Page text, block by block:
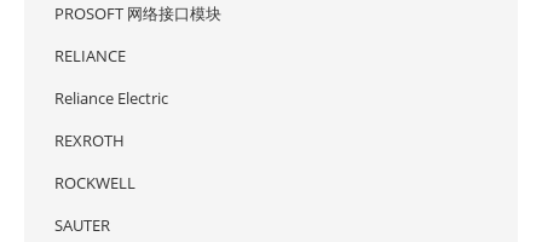
PROSOFT 网络接口模块
RELIANCE
Reliance Electric
REXROTH
ROCKWELL
SAUTER